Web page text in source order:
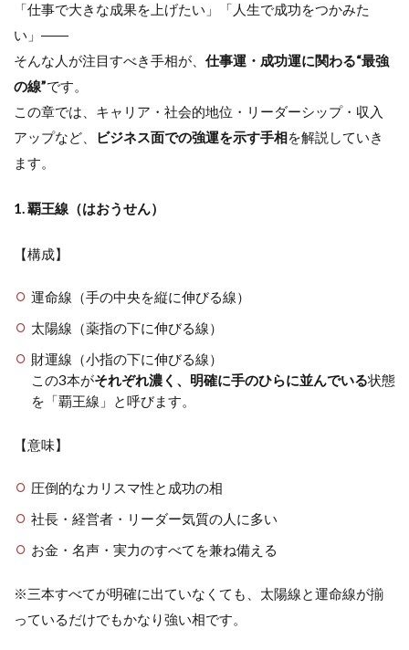
「仕事で大きな成果を上げたい」「人生で成功をつかみた
い」――
そんな人が注目すべき手相が、 仕事運・成功運に関わる“最強
の線”です。
この章では、キャリア・社会的地位・リーダーシップ・収入
アップなど、
ビジネス面での強運を示す手相を解説していき
ます。
1. 覇王線（はおうせん）
【構成】
運命線（手の中央を縦に伸びる線）
太陽線（薬指の下に伸びる線）
財運線（小指の下に伸びる線）
この3本がそれぞれ濃く、明確に手のひらに並んでいる状態
を「覇王線」と呼びます。
【意味】
圧倒的なカリスマ性と成功の相
社長・経営者・リーダー気質の人に多い
お金・名声・実力のすべてを兼ね備える
※三本すべてが明確に出ていなくても、太陽線と運命線が揃
っているだけでもかなり強い相です。